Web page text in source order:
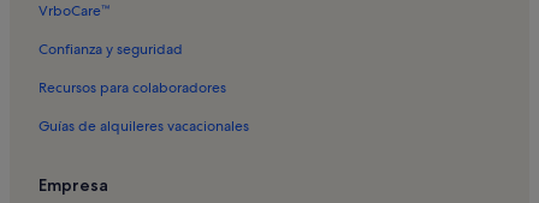
Alquileres vacacionales en Jardín Acuático Risco Bello
VrboCare™
Confianza y seguridad
Recursos para colaboradores
Guías de alquileres vacacionales
Empresa